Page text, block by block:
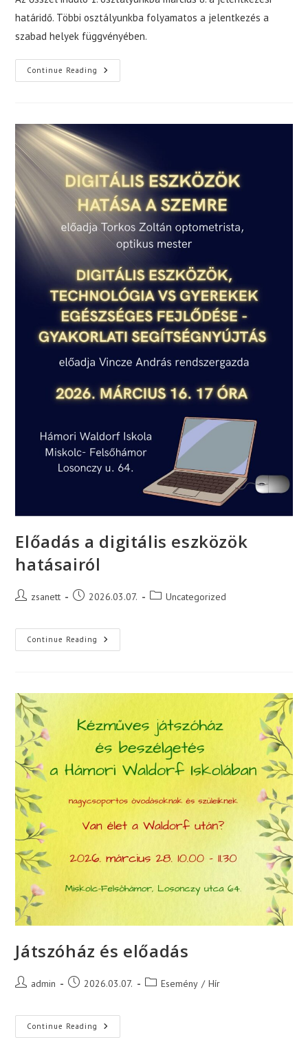
határidő. Többi osztályunkba folyamatos a jelentkezés a
szabad helyek függvényében.
Continue Reading Jelentkezési
Határidő
Előadás a digitális eszközök
hatásairól
Postzsanett
Post2026.03.07.
PostUncategorized
Continue Reading Előadás
A
Játszóház és előadás
Postadmin
Post2026.03.07.
PostEsemény / Hír
Continue Reading Játszóház
És